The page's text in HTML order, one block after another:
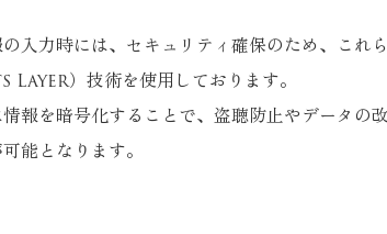
入力時には、セキュリティ確保のため、こ
）技術を使用しております。
報を暗号化することで、盗聴防止やデータの
能となります。